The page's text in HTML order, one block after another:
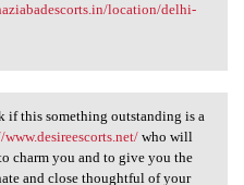
location/delhi-
if this
if this something outstanding is a
who will
charm you and to give you the
and close thoughtful of your